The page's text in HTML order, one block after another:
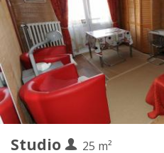
Studio
25 m²